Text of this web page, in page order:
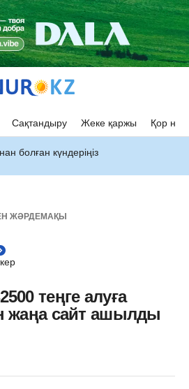
Сақтандыру Жеке қаржы Қор
болған күндеріңіз
ЖӘРДЕМАҚЫ
теңге алуға
жаңа сайт ашылды